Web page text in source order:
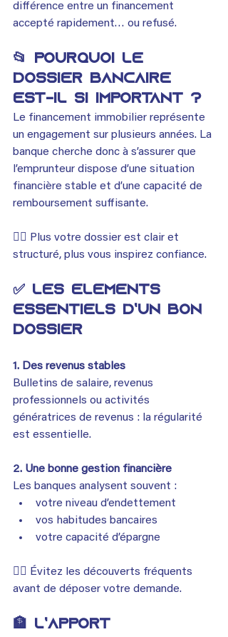
différence entre un financement
accepté rapidement… ou refusé.
📂 Pourquoi le
dossier bancaire
est-il si important ?
Le financement immobilier représente
un engagement sur plusieurs années. La
banque cherche donc à s’assurer que
l’emprunteur dispose d’une situation
financière stable et d’une capacité de
remboursement suffisante.
👉🏾 Plus votre dossier est clair et
structuré, plus vous inspirez confiance.
✅ Les éléments
essentiels d’un bon
dossier
1. Des revenus stables
Bulletins de salaire, revenus
professionnels ou activités
génératrices de revenus : la régularité
est essentielle.
2. Une bonne gestion financière
Les banques analysent souvent :
votre niveau d’endettement
vos habitudes bancaires
votre capacité d’épargne
👉🏾 Évitez les découverts fréquents
avant de déposer votre demande.
🏦 L’apport